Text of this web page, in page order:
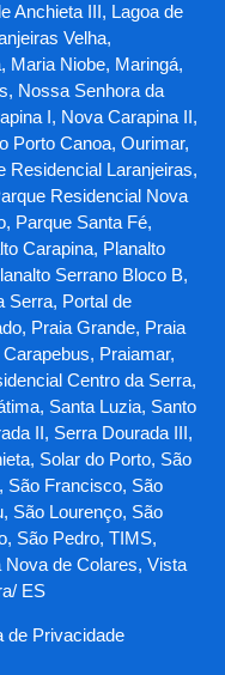
Anchieta III, Lagoa de
Velha,
Maria Niobe, Maringá,
Nossa Senhora da
I, Nova Carapina II,
Porto Canoa, Ourimar,
Residencial Laranjeiras,
Residencial Nova
Parque Santa Fé,
Carapina, Planalto
Serrano Bloco B,
Serra, Portal de
Praia Grande, Praia
Praiamar,
Centro da Serra,
Santa Luzia, Santo
II, Serra Dourada III,
Solar do Porto, São
São Francisco, São
São Lourenço, São
São Pedro, TIMS,
Nova de Colares, Vista
ES
de Privacidade